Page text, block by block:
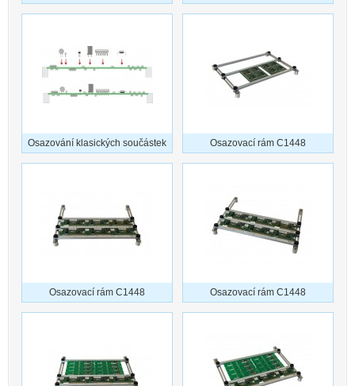
Osazování klasických součástek Osazovací rám C1448
Osazovací rám C1448 Osazovací rám C1448